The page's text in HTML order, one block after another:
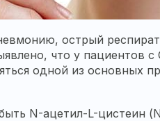
острый
что у пациентов с
одной из основных
N-ацетил-L-цистеин